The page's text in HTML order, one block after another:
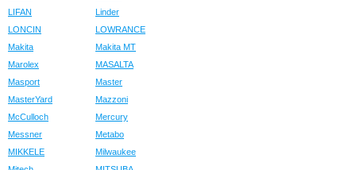
LIFAN
Linder
LONCIN
LOWRANCE
Makita
Makita MT
Marolex
MASALTA
Masport
Master
MasterYard
Mazzoni
McCulloch
Mercury
Messner
Metabo
MIKKELE
Milwaukee